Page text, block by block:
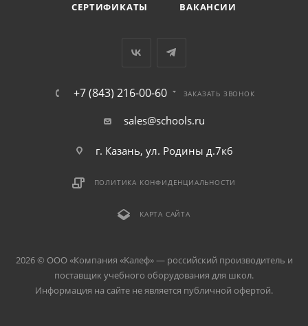
СЕРТИФИКАТЫ
ВАКАНСИИ
+7 (843) 216-00-60 ЗАКАЗАТЬ ЗВОНОК
sales@schools.ru
г. Казань, ул. Родины д.7к6
ПОЛИТИКА КОНФИДЕНЦИАЛЬНОСТИ
КАРТА САЙТА
2026 © ООО «Компания «Kалеф» — российский производитель и
поставщик учебного оборудования для школ.
Информация на сайте не является публичной офертой.